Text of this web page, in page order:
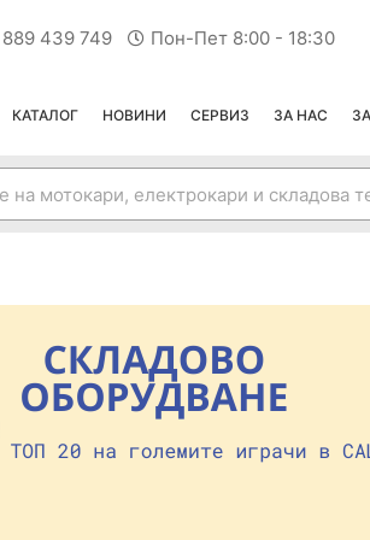
439 749 Пон-Пет 8:00 - 18:30
КАТАЛОГ НОВИНИ СЕРВИЗ ЗА НАС